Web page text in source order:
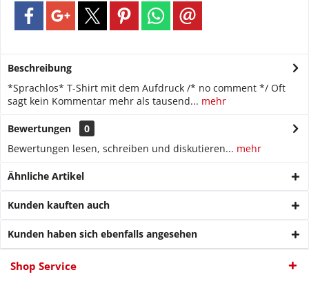
Beschreibung
*Sprachlos* T-Shirt mit dem Aufdruck /* no comment */ Oft
sagt kein Kommentar mehr als tausend... mehr
Bewertungen
0
Bewertungen lesen, schreiben und diskutieren... mehr
Ähnliche Artikel
Kunden kauften auch
Kunden haben sich ebenfalls angesehen
Shop Service